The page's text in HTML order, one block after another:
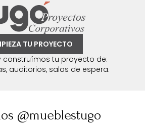
TU PROYECTO
construímos tu proyecto de:
auditorios, salas de espera.
@mueblestugo